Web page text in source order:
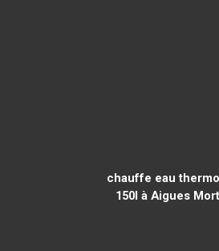
chauffe eau
150l à Aigues